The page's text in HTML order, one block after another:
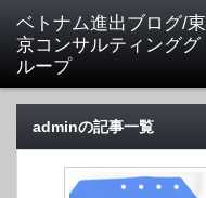
ベトナム進出ブログ/東
京コンサルティンググ
ループ
adminの記事一覧